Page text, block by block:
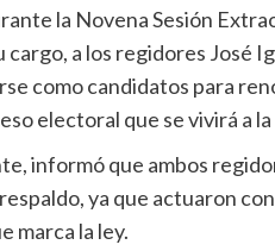
la Novena Sesión
cargo, a los regidores José
como candidatos para
electoral que se vivirá a
informó que ambos
ya que actuaron
marca la ley.